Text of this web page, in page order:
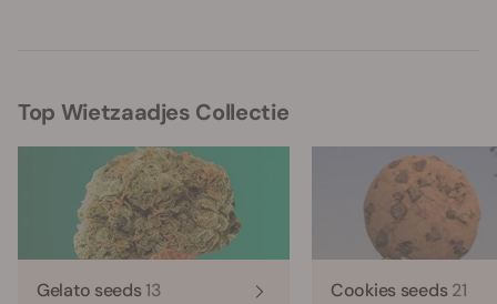
Top Wietzaadjes Collectie
Gelato seeds13 Cookies seeds21